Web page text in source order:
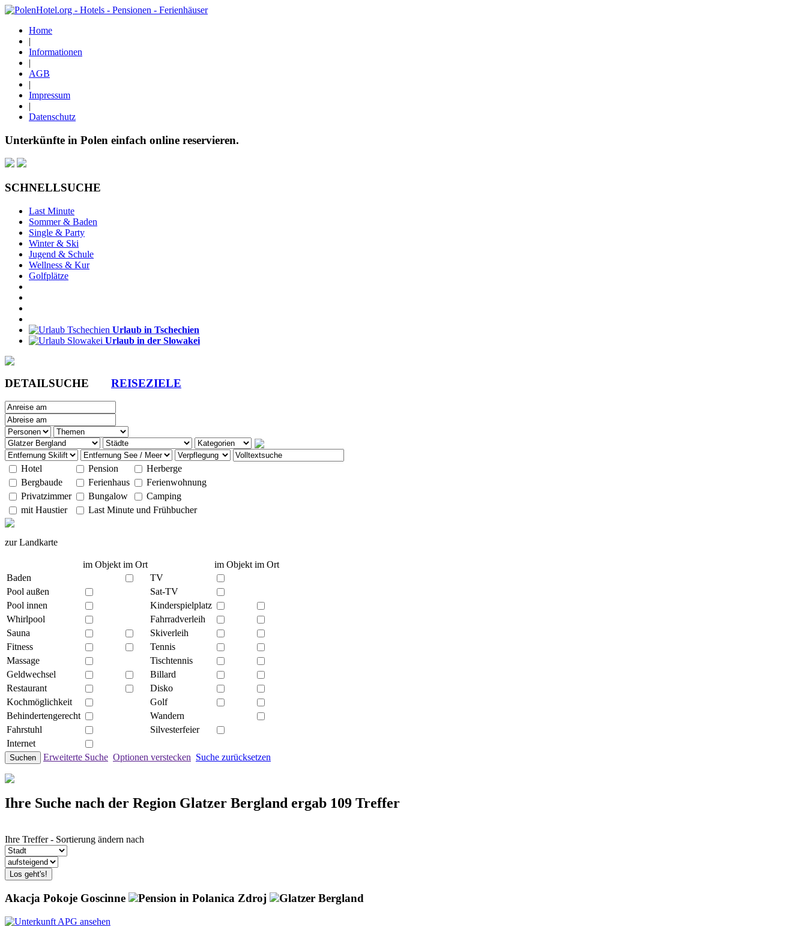
Home
|
Informationen
|
AGB
|
Impressum
|
Datenschutz
Unterkünfte in Polen einfach online reservieren.
SCHNELLSUCHE
Last Minute
Sommer & Baden
Single & Party
Winter & Ski
Jugend & Schule
Wellness & Kur
Golfplätze
Urlaub in Tschechien
Urlaub in der Slowakei
DETAILSUCHE REISEZIELE
Hotel Pension
Herberge
Bergbaude
Ferienhaus
Ferienwohnung
Privatzimmer
Bungalow
Camping
mit Haustier
Last Minute und Frühbucher
zur Landkarte
im Objekt im Ort im Objekt im Ort
Baden
TV
Pool außen
Sat-TV
Pool innen
Kinderspielplatz
Whirlpool
Fahrradverleih
Sauna
Skiverleih
Fitness
Tennis
Massage
Tischtennis
Geldwechsel
Billard
Restaurant
Disko
Kochmöglichkeit
Golf
Behindertengerecht
Wandern
Fahrstuhl
Silvesterfeier
Internet
Suchen Erweiterte Suche Optionen verstecken Suche zurücksetzen
Ihre Suche nach der Region Glatzer Bergland ergab 109 Treffer
Ihre Treffer - Sortierung ändern nach
Los geht's!
Akacja Pokoje Goscinne Pension in Polanica Zdroj Glatzer Bergland